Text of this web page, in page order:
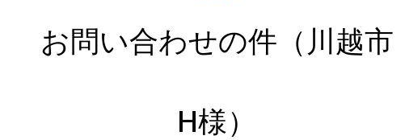
お問い合わせの件（川越市
H様）